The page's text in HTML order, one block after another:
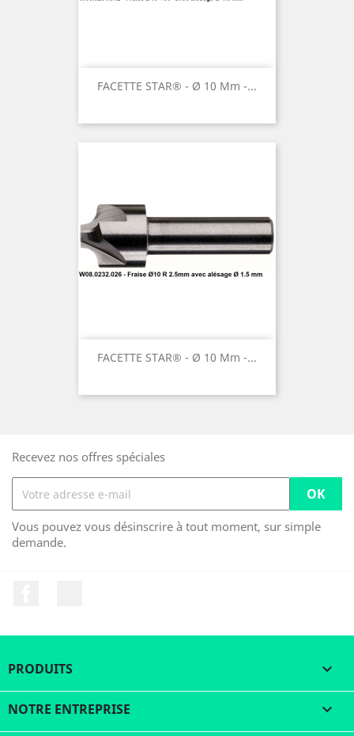
FACETTE STAR® - Ø 10 Mm -...
FACETTE STAR® - Ø 10 Mm -...
Recevez nos offres spéciales
Vous pouvez vous désinscrire à tout moment, sur simple
demande.
PRODUITS 
NOTRE ENTREPRISE 